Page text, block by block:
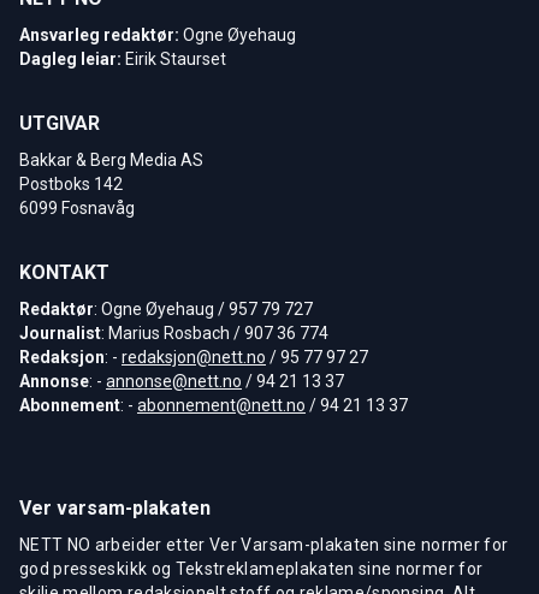
Ansvarleg redaktør: Ogne Øyehaug
Dagleg leiar: Eirik Staurset
UTGIVAR
Bakkar & Berg Media AS
Postboks 142
6099 Fosnavåg
KONTAKT
Redaktør: Ogne Øyehaug / 957 79 727
Journalist: Marius Rosbach / 907 36 774
Redaksjon: - redaksjon@nett.no / 95 77 97 27
Annonse: - annonse@nett.no / 94 21 13 37
Abonnement: - abonnement@nett.no / 94 21 13 37
Ver varsam-plakaten
NETT NO arbeider etter Ver Varsam-plakaten sine normer for
god presseskikk og Tekstreklameplakaten sine normer for